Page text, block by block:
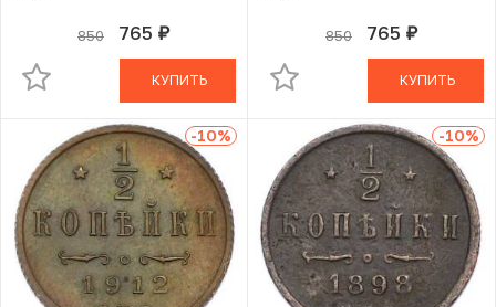
850 765 руб.
В КОРЗИНЕ
КУПИТЬ
850 765 руб.
В КОРЗИНЕ
КУПИТЬ
-10% -10%